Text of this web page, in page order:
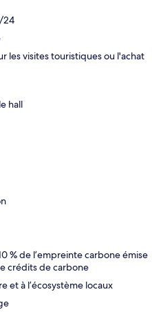
24
les visites touristiques ou l'achat
hall
% de l’empreinte carbone émise
crédits de carbone
et à l’écosystème locaux